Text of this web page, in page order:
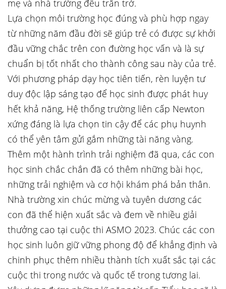
mẹ và nhà trường đều trăn trở.
Lựa chọn môi trường học đúng và phù hợp ngay
từ những năm đầu đời sẽ giúp trẻ có được sự khởi
đầu vững chắc trên con đường học vấn và là sự
chuẩn bị tốt nhất cho thành công sau này của trẻ.
Với phương pháp dạy học tiên tiến, rèn luyện tư
duy độc lập sáng tạo để học sinh được phát huy
hết khả năng, Hệ thống trường liên cấp Newton
xứng đáng là lựa chọn tin cậy để các phụ huynh
có thể yên tâm gửi gắm những tài năng vàng.
Thêm một hành trình trải nghiệm đã qua, các con
học sinh chắc chắn đã có thêm những bài học,
những trải nghiệm và cơ hội khám phá bản thân.
Nhà trường xin chúc mừng và tuyên dương các
con đã thể hiện xuất sắc và đem về nhiều giải
thưởng cao tại cuộc thi ASMO 2023. Chúc các con
học sinh luôn giữ vững phong độ để khẳng định và
chinh phục thêm nhiều thành tích xuất sắc tại các
cuộc thi trong nước và quốc tế trong tương lai.